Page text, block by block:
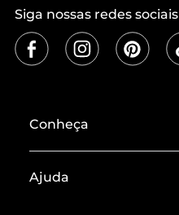
Siga nossas redes sociais
Conheça
Termos de Uso
Ajuda